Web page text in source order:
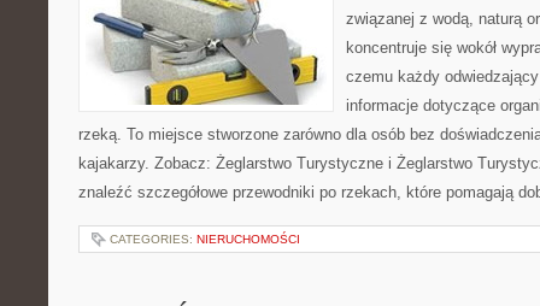
związanej z wodą, naturą
koncentruje się wokół
czemu każdy
informacje dotyczące
rzeką. To miejsce stworzone zarówno dla osób bez
kajakarzy. Zobacz: Żeglarstwo Turystyczne i Żeglarstwo
znaleźć szczegółowe przewodniki po rzekach, które pomagają
CATEGORIES: NIERUCHOMOŚCI